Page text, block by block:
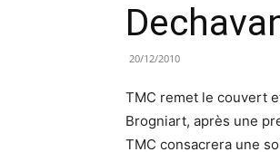
20/12/2010
TMC remet le couvert
Brogniart, après une
TMC consacrera une